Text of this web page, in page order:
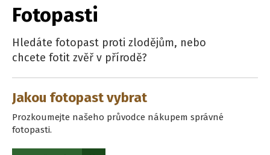
Fotopasti
Hledáte fotopast proti zlodějům, nebo
chcete fotit zvěř v přírodě?
Jakou fotopast vybrat
Prozkoumejte našeho průvodce nákupem správné
fotopasti.